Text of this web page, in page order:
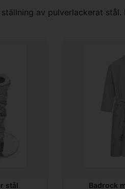
av pulverlackerat
stål Badrock